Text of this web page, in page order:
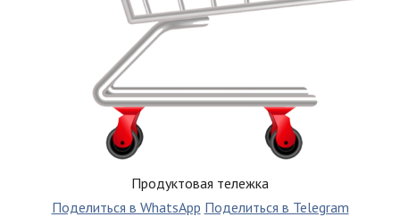
Продуктовая тележка
Поделиться в WhatsApp Поделиться в Telegram